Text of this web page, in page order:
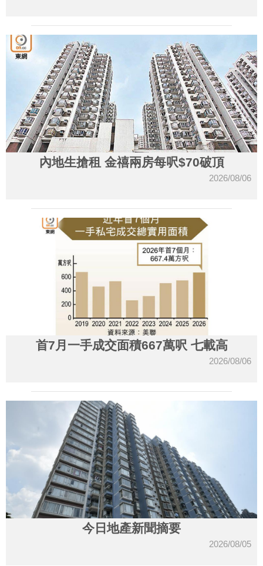
內地生搶租 金禧兩房每呎$70破頂
2026/08/06
首7月一手成交面積667萬呎 七載高
2026/08/06
今日地產新聞摘要
2026/08/05